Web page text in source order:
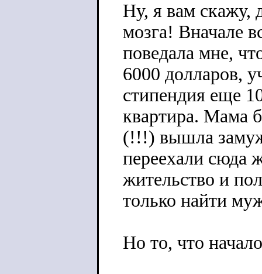
Ну, я вам скажу,
мозга! Вначале
поведала мне,
6000 долларов,
стипендия еще
квартира. Мама
(!!!) вышла замуж
переехали сюда
жительство и
только найти
Но то, что